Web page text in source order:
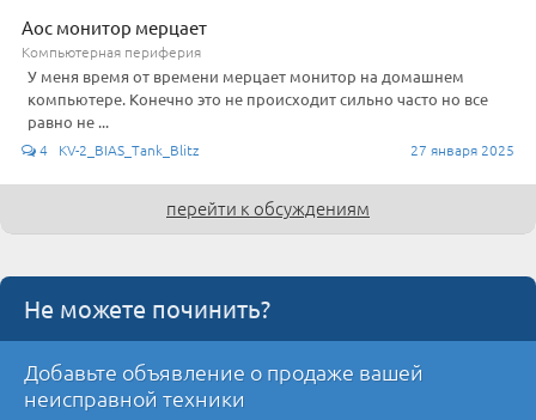
Aoc монитор мерцает
Компьютерная периферия
У меня время от времени мерцает монитор на домашнем
компьютере. Конечно это не происходит сильно часто но все
равно не ...
4 KV-2_BIAS_Tank_Blitz 27 января 2025
перейти к обсуждениям
Не можете починить?
Добавьте объявление о продаже вашей
неисправной техники